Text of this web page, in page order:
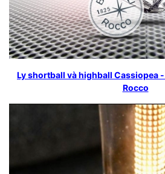
Ly shortball và highball Cassiopea
Rocco